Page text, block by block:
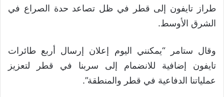
طراز تايفون إلى قطر في ظل تصاعد حدة الصراع في
الشرق الأوسط.
وقال ستامر “يمكنني اليوم إعلان إرسال أربع طائرات
تايفون إضافية للانضمام إلى سربنا في قطر لتعزيز
عملياتنا الدفاعية في قطر والمنطقة”.